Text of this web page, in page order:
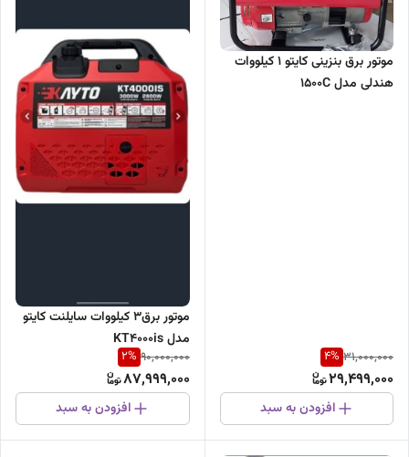
موتور برق بنزینی کایتو 1 کیلووات
هندلی مدل 1500C
31,000,000
4%
29,499,000
افزودن به سبد
موتور برق۳ کیلووات سایلنت کایتو
مدل KT4000is
90,000,000
2%
87,999,000
افزودن به سبد